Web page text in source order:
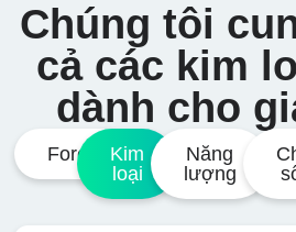
Chúng tôi
cả các kim
dành cho
Forex
Kim
loại
Năng
lượng